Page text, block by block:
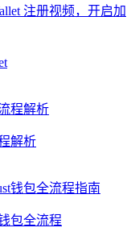
解析
包全流程